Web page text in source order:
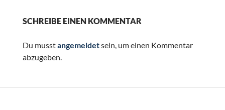
SCHREIBE EINEN KOMMENTAR
Du musstangemeldetsein, um einen Kommentar
abzugeben.